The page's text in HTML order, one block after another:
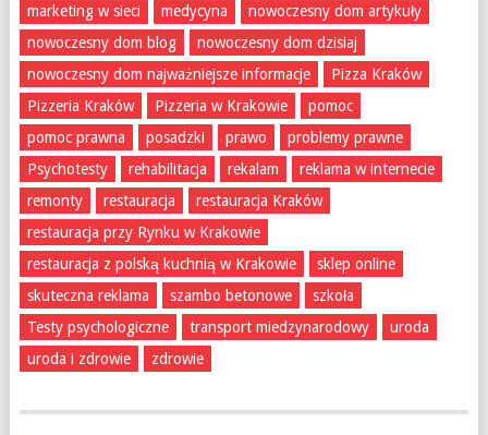
marketing w sieci
medycyna
nowoczesny dom artykuły
nowoczesny dom blog
nowoczesny dom dzisiaj
nowoczesny dom najważniejsze informacje
Pizza Kraków
Pizzeria Kraków
Pizzeria w Krakowie
pomoc
pomoc prawna
posadzki prawo
problemy prawne
Psychotesty
rehabilitacja rekalam
reklama w internecie
remonty
restauracja
restauracja Kraków
restauracja przy Rynku w Krakowie
restauracja z polską kuchnią w Krakowie
sklep online
skuteczna reklama
szambo betonowe
szkoła
Testy psychologiczne
transport miedzynarodowy
uroda
uroda i zdrowie
zdrowie